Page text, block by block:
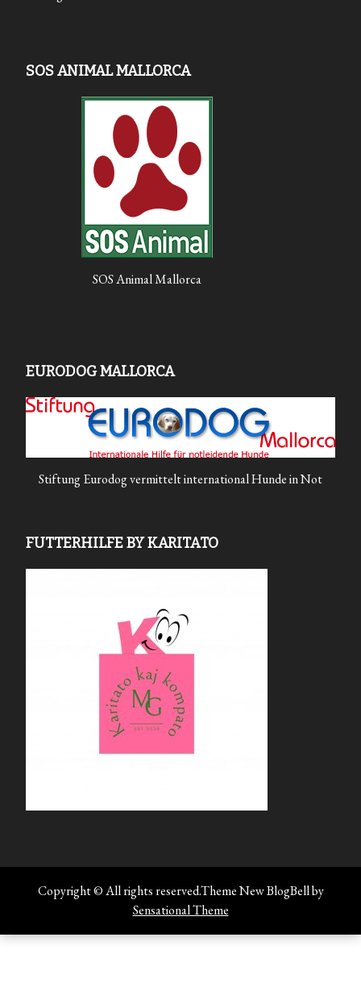
SOS ANIMAL MALLORCA
SOS Animal Mallorca
EURODOG MALLORCA
Stiftung Eurodog vermittelt international Hunde in Not
FUTTERHILFE BY KARITATO
Copyright © All rights reserved.Theme New BlogBell by
Sensational Theme